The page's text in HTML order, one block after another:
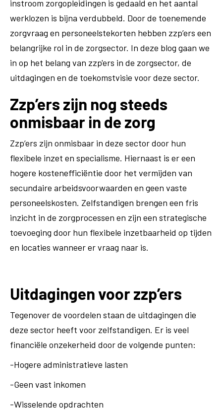
instroom zorgopleidingen is gedaald en het aantal
werklozen is bijna verdubbeld. Door de toenemende
zorgvraag en personeelstekorten hebben zzp’ers een
belangrijke rol in de zorgsector. In deze blog gaan we
in op het belang van zzp'ers in de zorgsector, de
uitdagingen en de toekomstvisie voor deze sector.
Zzp’ers zijn nog steeds
onmisbaar in de zorg
Zzp’ers zijn onmisbaar in deze sector door hun
flexibele inzet en specialisme. Hiernaast is er een
hogere kostenefficiëntie door het vermijden van
secundaire arbeidsvoorwaarden en geen vaste
personeelskosten. Zelfstandigen brengen een fris
inzicht in de zorgprocessen en zijn een strategische
toevoeging door hun flexibele inzetbaarheid op tijden
en locaties wanneer er vraag naar is.
Uitdagingen voor zzp’ers
Tegenover de voordelen staan de uitdagingen die
deze sector heeft voor zelfstandigen. Er is veel
financiële onzekerheid door de volgende punten:
-Hogere administratieve lasten
-Geen vast inkomen
-Wisselende opdrachten